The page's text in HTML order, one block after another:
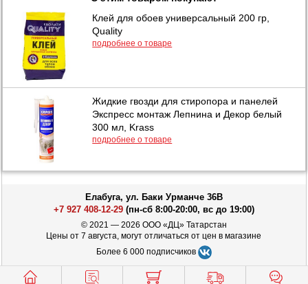
Клей для обоев универсальный 200 гр,
Quality
подробнее о товаре
Жидкие гвозди для стиропора и панелей
Экспресс монтаж Лепнина и Декор белый
300 мл, Krass
подробнее о товаре
Елабуга, ул. Баки Урманче 36В
+7 927 408-12-29(пн-сб 8:00-20:00, вс до 19:00)
© 2021 — 2026 ООО «ДЦ» Татарстан
Цены от 7 августа, могут отличаться от цен в магазине
Более 6 000 подписчиков